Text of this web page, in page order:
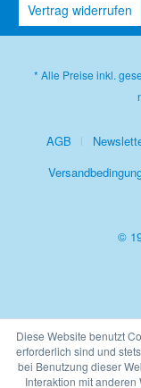
Vertrag widerrufen
* Alle Preise inkl.
AGB
©
Diese Website benutzt
erforderlich sind und
bei Benutzung dieser
Interaktion mit